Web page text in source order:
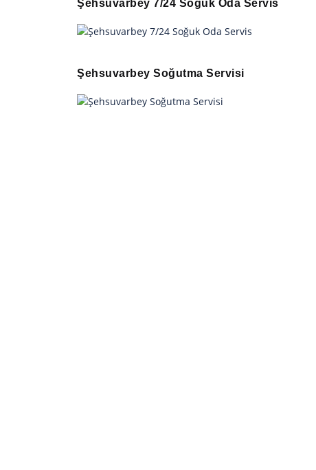
Şehsuvarbey 7/24 Soğuk Oda Servis
Şehsuvarbey Soğutma Servisi